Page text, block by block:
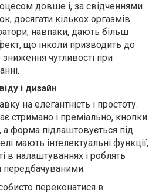
довше і, за свідченнями
досягати кількох оргазмів
навпаки, дають більш
що інколи призводить до
чутливості при
і дизайн
на елегантність і простоту.
стримано і преміально, кнопки
а форма підлаштовується під
мають інтелектуальні функції,
в налаштуваннях і роблять
переконатися в